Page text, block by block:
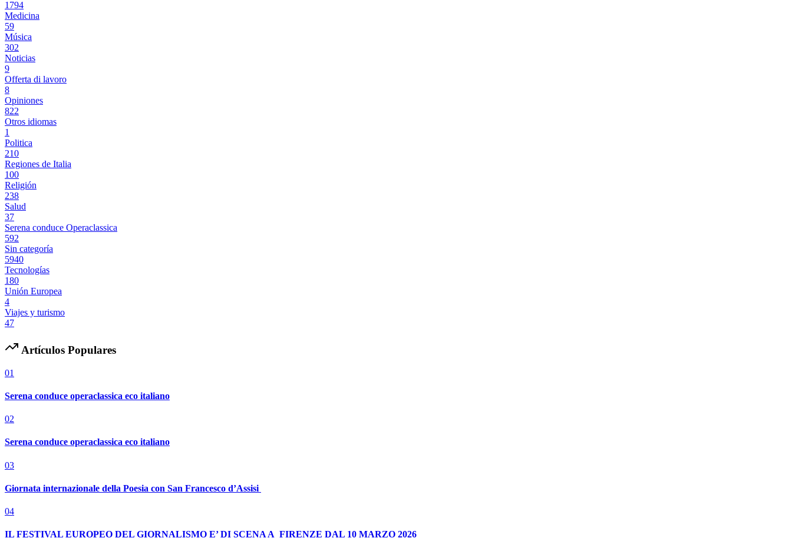
1794
Medicina
59
Música
302
Noticias
9
Offerta di lavoro
8
Opiniones
822
Otros idiomas
1
Politica
210
Regiones de Italia
100
Religión
238
Salud
37
Serena conduce Operaclassica
592
Sin categoría
5940
Tecnologías
180
Unión Europea
4
Viajes y turismo
47
Artículos Populares
01
Serena conduce operaclassica eco italiano
02
Serena conduce operaclassica eco italiano
03
Giornata internazionale della Poesia con San Francesco d’Assisi
04
IL FESTIVAL EUROPEO DEL GIORNALISMO E’ DI SCENA A FIRENZE DAL 10 MARZO 2026